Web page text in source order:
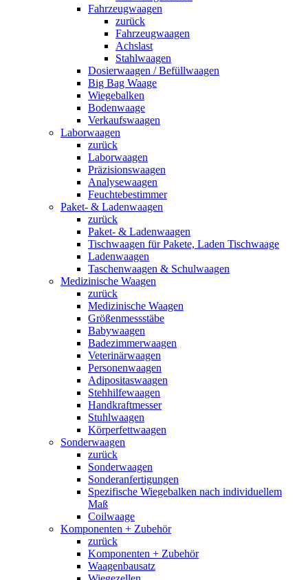
Fahrzeugwaagen
zurück
Fahrzeugwaagen
Achslast
Stahlwaagen
Dosierwaagen / Befüllwaagen
Big Bag Waage
Wiegebalken
Bodenwaage
Verkaufswaagen
Laborwaagen
zurück
Laborwaagen
Präzisionswaagen
Analysewaagen
Feuchtebestimmer
Paket- & Ladenwaagen
zurück
Paket- & Ladenwaagen
Tischwaagen für Pakete, Laden Tischwaage
Ladenwaagen
Taschenwaagen & Schulwaagen
Medizinische Waagen
zurück
Medizinische Waagen
Größenmessstäbe
Babywaagen
Badezimmerwaagen
Veterinärwaagen
Personenwaagen
Adipositaswaagen
Stehhilfewaagen
Handkraftmesser
Stuhlwaagen
Körperfettwaagen
Sonderwaagen
zurück
Sonderwaagen
Sonderanfertigungen
Spezifische Wiegebalken nach individuellem
Maß
Coilwaage
Komponenten + Zubehör
zurück
Komponenten + Zubehör
Waagenbausatz